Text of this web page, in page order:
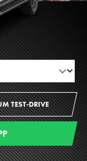
TEST-DRIVE